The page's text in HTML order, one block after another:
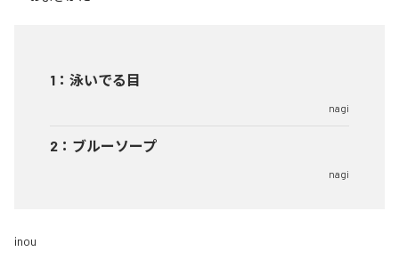
1 ： 泳いでる目
nagi
2 ： ブルーソープ
nagi
inou